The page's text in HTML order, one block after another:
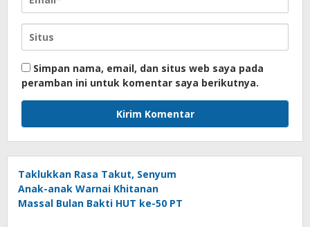
Simpan nama, email, dan situs web saya pada
peramban ini untuk komentar saya berikutnya.
Taklukkan Rasa Takut, Senyum
Anak-anak Warnai Khitanan
Massal Bulan Bakti HUT ke-50 PT